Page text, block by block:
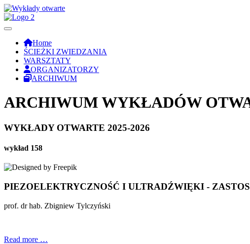
Home
ŚCIEŻKI ZWIEDZANIA
WARSZTATY
ORGANIZATORZY
ARCHIWUM
ARCHIWUM WYKŁADÓW
WYKŁADY OTWARTE 2025-2026
wykład 158
PIEZOELEKTRYCZNOŚĆ I ULTRADŹWIĘKI -
prof. dr hab. Zbigniew Tylczyński
Read more …